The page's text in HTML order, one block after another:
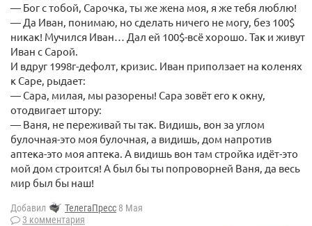
— Бог с тобой, Сарочка, ты же жена моя, я же тебя люблю!
— Да Иван, понимаю, но сделать ничего не могу, без 100$
никак! Мучился Иван… Дал ей 100$-всё хорошо. Так и живут
Иван с Сарой.
И вдруг 1998г-дефолт, кризис. Иван приползает на коленях
к Саре, рыдает:
— Сара, милая, мы разорены! Сара зовёт его к окну,
отодвигает штору:
— Ваня, не переживай ты так. Видишь, вон за углом
булочная-это моя булочная, а видишь, дом напротив
аптека-это моя аптека. А видишь вон там стройка идёт-это
мой дом строится! А был бы ты попроворней Ваня, да весь
мир был бы наш!
Добавил ТелегаПресс 8 Мая
3 комментария